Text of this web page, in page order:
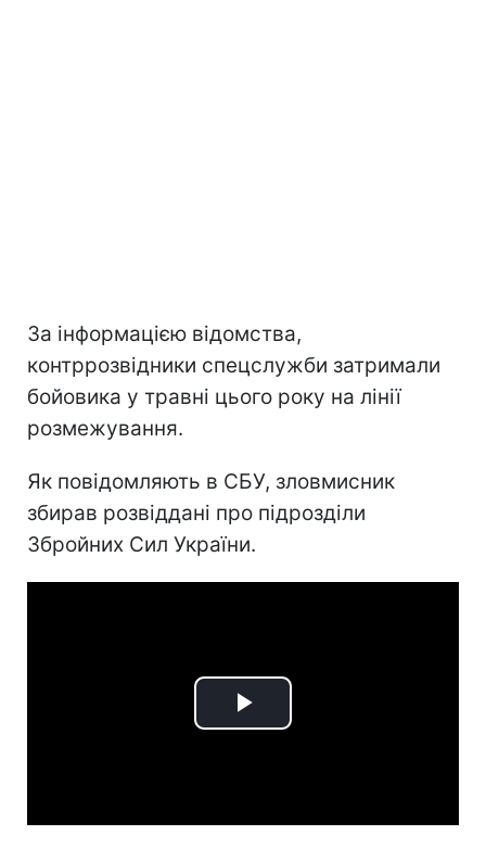
За інформацією відомства,
контррозвідники спецслужби затримали
бойовика у травні цього року на лінії
розмежування.
Як повідомляють в СБУ, зловмисник
збирав розвіддані про підрозділи
Збройних Сил України.
Play